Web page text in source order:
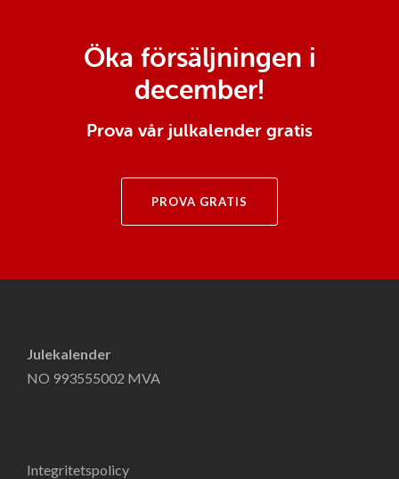
Öka försäljningen i
december!
Prova vår julkalender gratis
PROVA GRATIS
Julekalender
NO 993555002 MVA
Integritetspolicy